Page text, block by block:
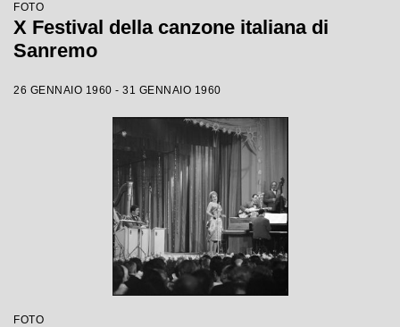
FOTO
X Festival della canzone italiana di
Sanremo
26 GENNAIO 1960 - 31 GENNAIO 1960
FOTO